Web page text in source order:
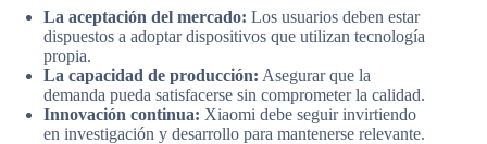
La aceptación del mercado: Los usuarios deben estar
dispuestos a adoptar dispositivos que utilizan tecnología
propia.
La capacidad de producción: Asegurar que la
demanda pueda satisfacerse sin comprometer la calidad.
Innovación continua: Xiaomi debe seguir invirtiendo
en investigación y desarrollo para mantenerse relevante.